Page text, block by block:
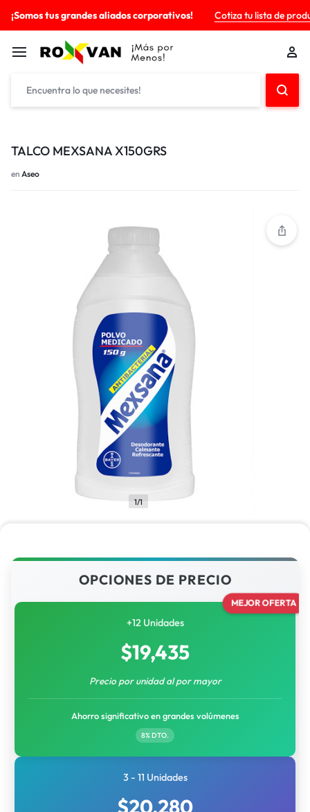
¡Somos tus grandes aliados corporativos! Cotiza tu lista de
TALCO MEXSANA X150GRS
en Aseo
1/1
OPCIONES DE PRECIO
MEJOR OFERTA
+12 Unidades
$19,435
Precio por unidad al por mayor
Ahorro significativo en grandes volúmenes
8% DTO.
3 - 11 Unidades
$20,280